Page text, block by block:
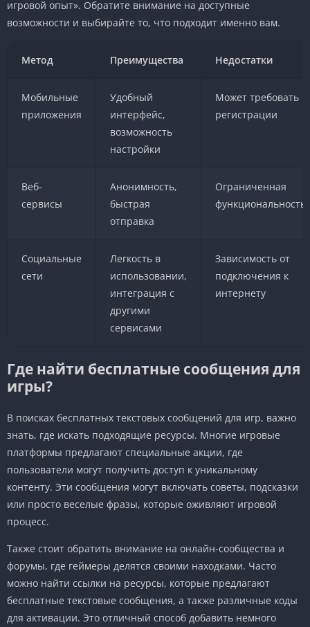
игровой опыт». Обратите внимание на доступные
возможности и выбирайте то, что подходит именно вам.
Метод Преимущества Недостатки
Мобильные
приложения
Удобный
интерфейс,
возможность
настройки
Может требовать
регистрации
Веб-
сервисы
Анонимность,
быстрая
отправка
Ограниченная
функциональность
Социальные
сети
Легкость в
использовании,
интеграция с
другими
сервисами
Зависимость от
подключения к
интернету
Где найти бесплатные сообщения для
игры?
В поисках бесплатных текстовых сообщений для игр, важно
знать, где искать подходящие ресурсы. Многие игровые
платформы предлагают специальные акции, где
пользователи могут получить доступ к уникальному
контенту. Эти сообщения могут включать советы, подсказки
или просто веселые фразы, которые оживляют игровой
процесс.
Также стоит обратить внимание на онлайн-сообщества и
форумы, где геймеры делятся своими находками. Часто
можно найти ссылки на ресурсы, которые предлагают
бесплатные текстовые сообщения, а также различные коды
для активации. Это отличный способ добавить немного